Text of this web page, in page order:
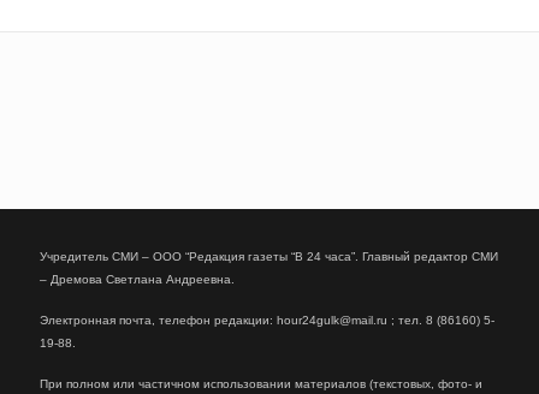
Учредитель СМИ – ООО “Редакция газеты “В 24 часа”. Главный редактор СМИ
– Дремова Светлана Андреевна.
Электронная почта, телефон редакции: hour24gulk@mail.ru ; тел. 8 (86160) 5-
19-88.
При полном или частичном использовании материалов (текстовых, фото- и